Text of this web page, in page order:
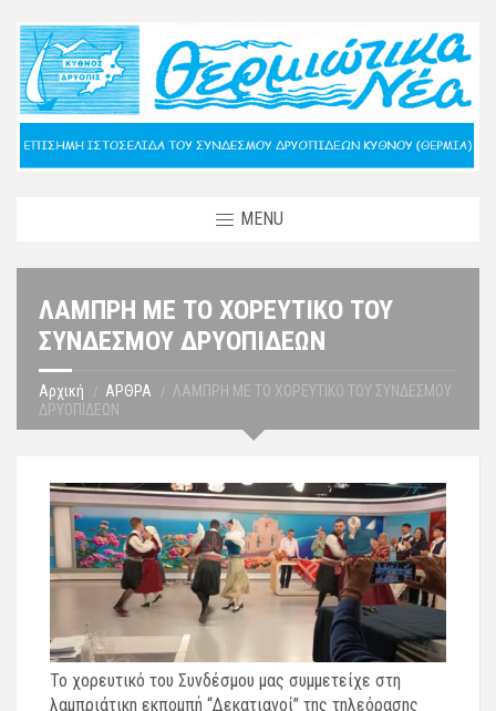
MENU
ΛΑΜΠΡΗ ΜΕ ΤΟ ΧΟΡΕΥΤΙΚΟ ΤΟΥ
ΣΥΝΔΕΣΜΟΥ ΔΡΥΟΠΙΔΕΩΝ
Αρχική ΑΡΘΡΑ
ΛΑΜΠΡΗ ΜΕ ΤΟ ΧΟΡΕΥΤΙΚΟ ΤΟΥ ΣΥΝΔΕΣΜΟΥ
ΔΡΥΟΠΙΔΕΩΝ
Το χορευτικό του Συνδέσμου μας συμμετείχε στη
λαμπριάτικη εκπομπή “Δεκατιανοί” της τηλεόρασης